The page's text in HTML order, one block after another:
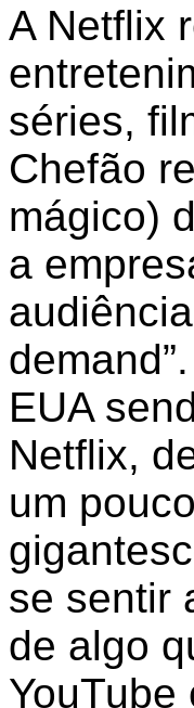
A Netflix
séries,
Chefão
mágico)
a
EUA
Netflix,
um
se sentir
de algo